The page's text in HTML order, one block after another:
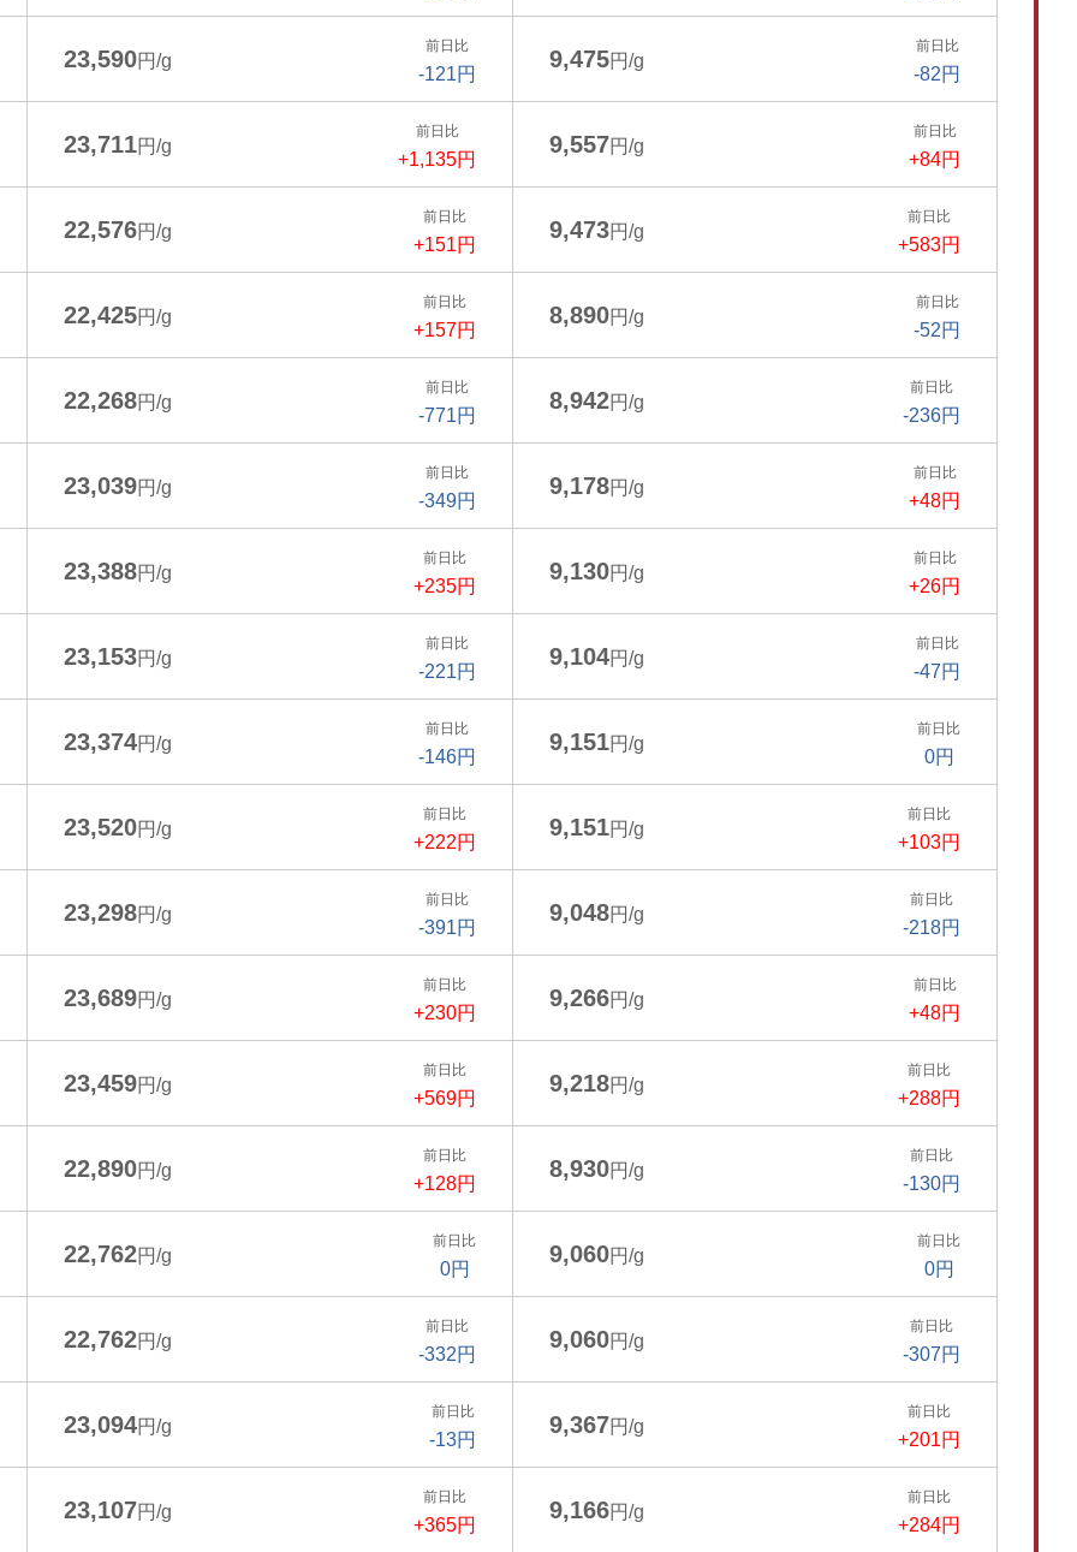
23,590円/g
前日比
-121円
9,475円/g
前日比
-82円
23,711円/g
前日比
+1,135円
9,557円/g
前日比
+84円
22,576円/g
前日比
+151円
9,473円/g
前日比
+583円
22,425円/g
前日比
+157円
8,890円/g
前日比
-52円
22,268円/g
前日比
-771円
8,942円/g
前日比
-236円
23,039円/g
前日比
-349円
9,178円/g
前日比
+48円
23,388円/g
前日比
+235円
9,130円/g
前日比
+26円
23,153円/g
前日比
-221円
9,104円/g
前日比
-47円
23,374円/g
前日比
-146円
9,151円/g
前日比
0円
23,520円/g
前日比
+222円
9,151円/g
前日比
+103円
23,298円/g
前日比
-391円
9,048円/g
前日比
-218円
23,689円/g
前日比
+230円
9,266円/g
前日比
+48円
23,459円/g
前日比
+569円
9,218円/g
前日比
+288円
22,890円/g
前日比
+128円
8,930円/g
前日比
-130円
22,762円/g
前日比
0円
9,060円/g
前日比
0円
22,762円/g
前日比
-332円
9,060円/g
前日比
-307円
23,094円/g
前日比
-13円
9,367円/g
前日比
+201円
23,107円/g
前日比
+365円
9,166円/g
前日比
+284円